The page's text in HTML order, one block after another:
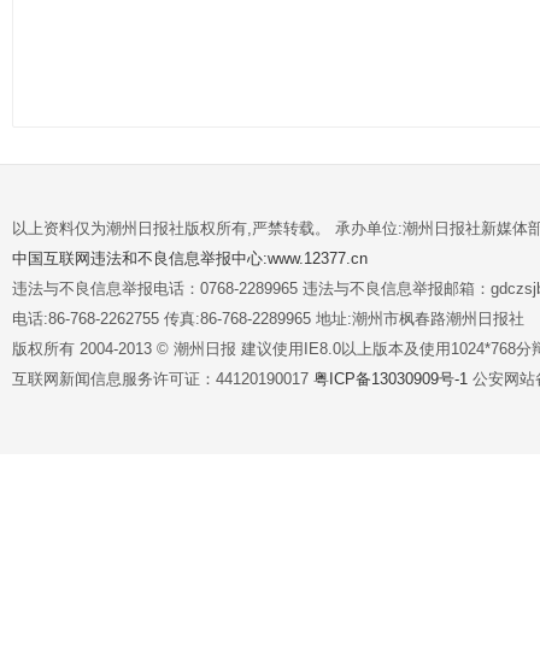
以上资料仅为潮州日报社版权所有,严禁转载。 承办单位:潮州日报社新媒体
中国互联网违法和不良信息举报中心:www.12377.cn
违法与不良信息举报电话：0768-2289965 违法与不良信息举报邮箱：
电话:86-768-2262755 传真:86-768-2289965 地址:潮州市枫春路潮州日报社
版权所有 2004-2013 © 潮州日报 建议使用IE8.0以上版本及使用1024*768分
互联网新闻信息服务许可证：44120190017 粤ICP备13030909号-1 公安网站